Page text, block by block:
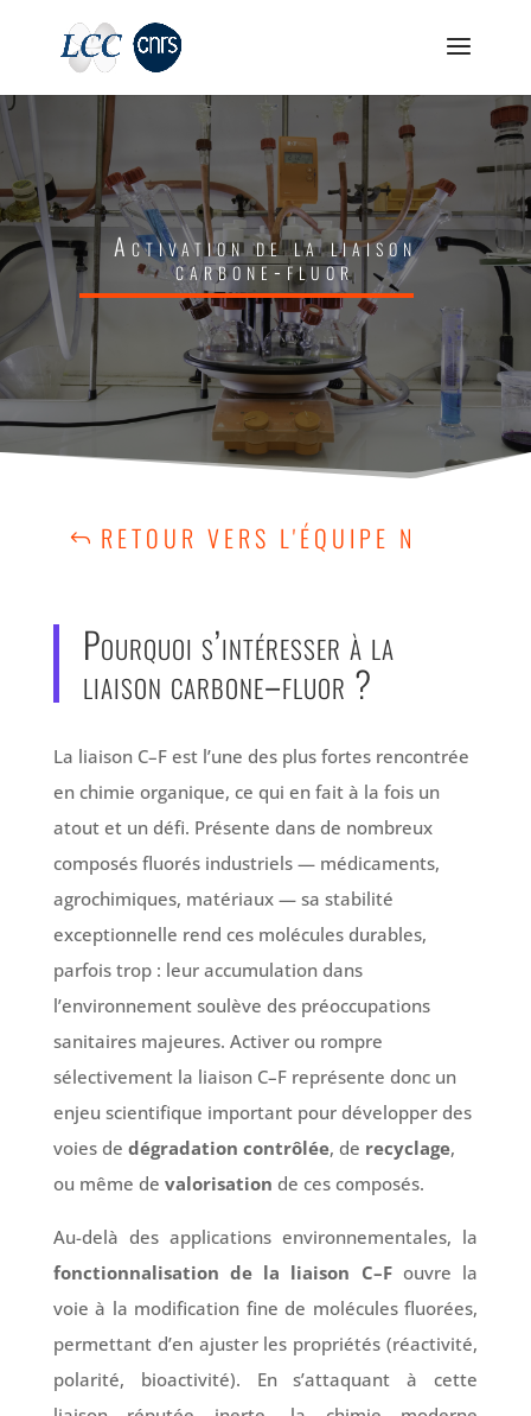
Activation de la liaison
carbone-fluor
RETOUR VERS L'ÉQUIPE N
Pourquoi s’intéresser à la
liaison carbone–fluor ?
La liaison C–F est l’une des plus fortes rencontrée
en chimie organique, ce qui en fait à la fois un
atout et un défi. Présente dans de nombreux
composés fluorés industriels — médicaments,
agrochimiques, matériaux — sa stabilité
exceptionnelle rend ces molécules durables,
parfois trop : leur accumulation dans
l’environnement soulève des préoccupations
sanitaires majeures. Activer ou rompre
sélectivement la liaison C–F représente donc un
enjeu scientifique important pour développer des
voies de dégradation contrôlée, de recyclage,
ou même de valorisation de ces composés.
Au-delà des applications environnementales, la
fonctionnalisation de la liaison C–Fouvre la
voie à la modification fine de molécules fluorées,
permettant d’en ajuster les propriétés (réactivité,
polarité, bioactivité). En s’attaquant à cette